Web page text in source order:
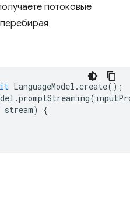
потоковые
LanguageModel .create();
.promptStreaming(
stream)
{